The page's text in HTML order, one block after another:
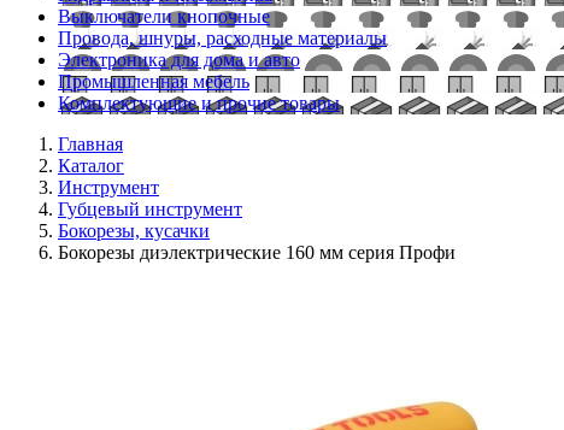
Выключатели кнопочные
Провода, шнуры, расходные материалы
Электроника для дома и авто
Промышленная мебель
Комплектующие и прочие товары
Главная
Каталог
Инструмент
Губцевый инструмент
Бокорезы, кусачки
Бокорезы диэлектрические 160 мм серия Профи